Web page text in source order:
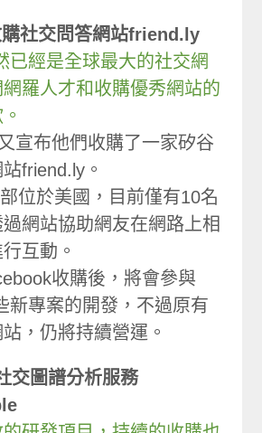
社交問答網站friend.ly
已經是全球最大的社交網
羅人才和收購優秀網站的
宣布他們收購了一家矽谷
friend.ly。
位於美國，目前僅有10名
網站協助網友在網路上相
互動。
收購後，將會參與
新專案的開發，不過原有
，仍將持續營運。
交圖譜分析服務